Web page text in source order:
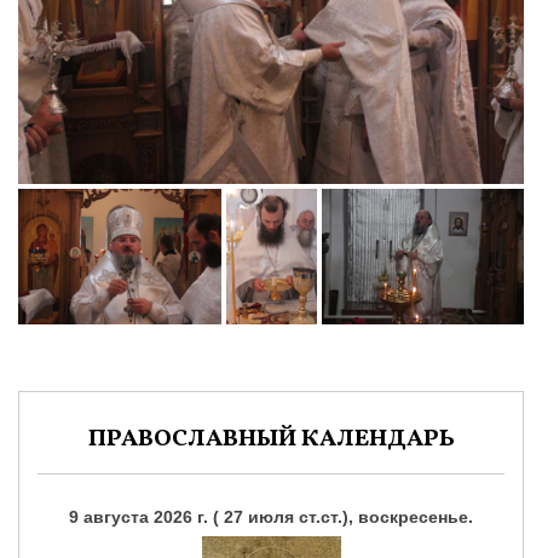
ПРАВОСЛАВНЫЙ КАЛЕНДАРЬ
9 августа 2026 г. ( 27 июля ст.ст.), воскресенье.